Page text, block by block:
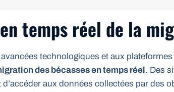
temps réel de la
technologiques et aux
des bécasses en temps réel. Des
d’accéder aux données collectées par des